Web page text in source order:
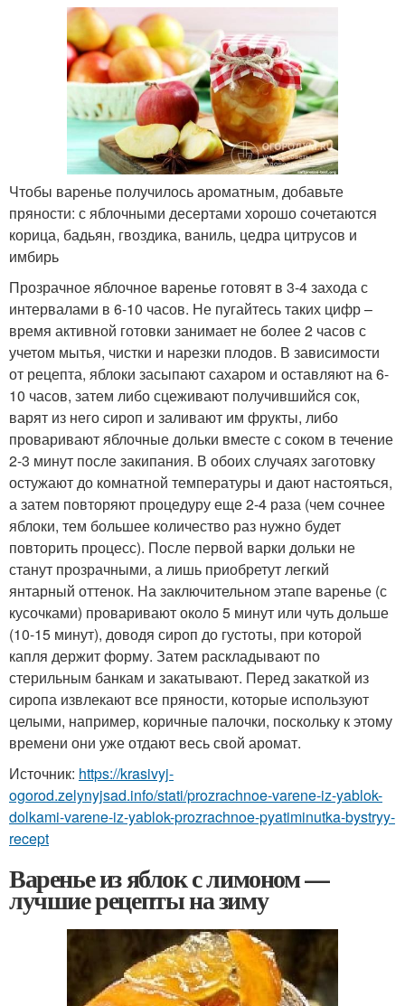
Чтобы варенье получилось ароматным, добавьте
пряности: с яблочными десертами хорошо сочетаются
корица, бадьян, гвоздика, ваниль, цедра цитрусов и
имбирь
Прозрачное яблочное варенье готовят в 3-4 захода с
интервалами в 6-10 часов. Не пугайтесь таких цифр –
время активной готовки занимает не более 2 часов с
учетом мытья, чистки и нарезки плодов. В зависимости
от рецепта, яблоки засыпают сахаром и оставляют на 6-
10 часов, затем либо сцеживают получившийся сок,
варят из него сироп и заливают им фрукты, либо
проваривают яблочные дольки вместе с соком в течение
2-3 минут после закипания. В обоих случаях заготовку
остужают до комнатной температуры и дают настояться,
а затем повторяют процедуру еще 2-4 раза (чем сочнее
яблоки, тем большее количество раз нужно будет
повторить процесс). После первой варки дольки не
станут прозрачными, а лишь приобретут легкий
янтарный оттенок. На заключительном этапе варенье (с
кусочками) проваривают около 5 минут или чуть дольше
(10-15 минут), доводя сироп до густоты, при которой
капля держит форму. Затем раскладывают по
стерильным банкам и закатывают. Перед закаткой из
сиропа извлекают все пряности, которые используют
целыми, например, коричные палочки, поскольку к этому
времени они уже отдают весь свой аромат.
Источник: https://krasivyj-
ogorod.zelynyjsad.info/stati/prozrachnoe-varene-iz-yablok-
dolkami-varene-iz-yablok-prozrachnoe-pyatiminutka-bystryy-
recept
Варенье из яблок с лимоном —
лучшие рецепты на зиму